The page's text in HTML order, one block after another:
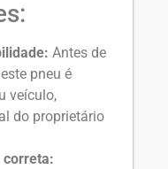
Antes de
pneu é
veículo,
do proprietário
correta: